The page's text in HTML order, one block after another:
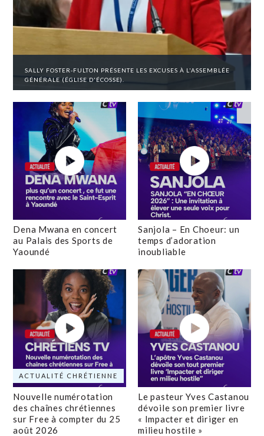
SALLY FOSTER-FULTON PRÉSENTE LES EXCUSES À L'ASSEMBLÉE
GÉNÉRALE (ÉGLISE D'ÉCOSSE).
Dena Mwana en concert
au Palais des Sports de
Yaoundé
Sanjola – En Choeur: un
temps d’adoration
inoubliable
ACTUALITÉ CHRÉTIENNE
Nouvelle numérotation
des chaînes chrétiennes
sur Free à compter du 25
août 2026
Le pasteur Yves Castanou
dévoile son premier livre
« Impacter et diriger en
milieu hostile »